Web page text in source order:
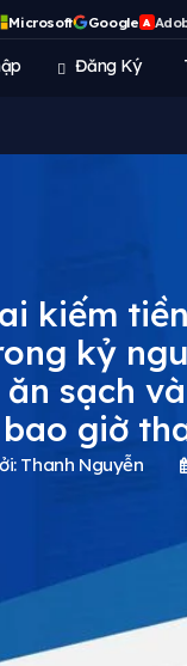
Microsoft Google A
Đăng Ký
kiếm
kỷ
sạch
giờ
Thanh Nguyễn